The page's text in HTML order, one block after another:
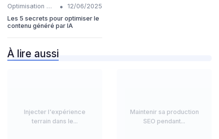
Optimisation du contenu généré par IA •
12/06/2025
Les 5 secrets pour optimiser le
contenu généré par IA
À lire aussi
Injecter l'expérience
terrain dans le...
Maintenir sa production
SEO pendant...